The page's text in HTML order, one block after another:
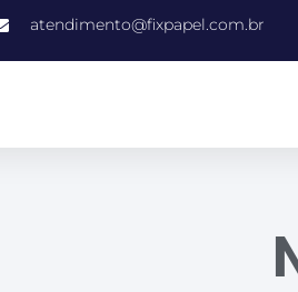
atendimento@fixpapel.com.br